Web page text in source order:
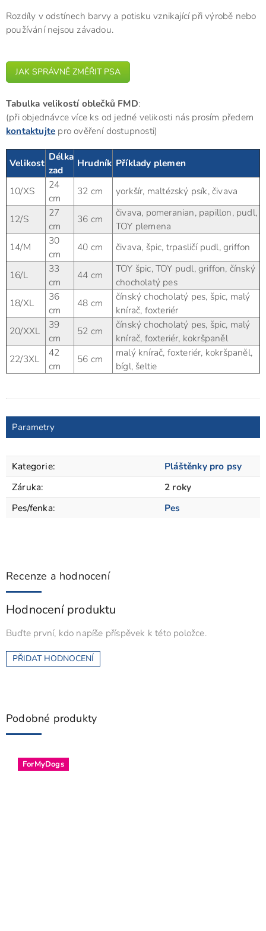
Rozdíly v odstínech barvy a potisku vznikající při výrobě nebo
používání nejsou závadou.
JAK SPRÁVNĚ ZMĚŘIT PSA
Tabulka velikostí oblečků FMD:
(při objednávce více ks od jedné velikosti nás prosím předem
kontaktujte pro ověření dostupnosti)
Velikost
Délka
zad
Hrudník Příklady plemen
10/XS
24
cm
32 cm yorkšír, maltézský psík, čivava
12/S
27
cm
36 cm
čivava, pomeranian, papillon, pudl,
TOY plemena
14/M
30
cm
40 cm čivava, špic, trpasličí pudl, griffon
16/L
33
cm
44 cm
TOY špic, TOY pudl, griffon, čínský
chocholatý pes
18/XL
36
cm
48 cm
čínský chocholatý pes, špic, malý
knírač, foxteriér
20/XXL
39
cm
52 cm
čínský chocholatý pes, špic, malý
knírač, foxteriér, kokršpaněl
22/3XL
42
cm
56 cm
malý knírač, foxteriér, kokršpaněl,
bígl, šeltie
Parametry
Kategorie:
Pláštěnky pro psy
Záruka:
2 roky
Pes/fenka: Pes
Recenze a hodnocení
Hodnocení produktu
Buďte první, kdo napíše příspěvek k této položce.
PŘIDAT HODNOCENÍ
Podobné produkty
ForMyDogs